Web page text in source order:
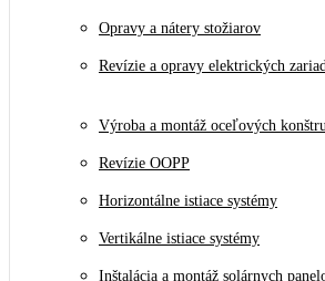
Opravy a nátery stožiarov
Revízie a opravy elektrických
Výroba a montáž oceľových
Revízie OOPP
Horizontálne istiace systémy
Vertikálne istiace systémy
Inštalácia a montáž solárnych